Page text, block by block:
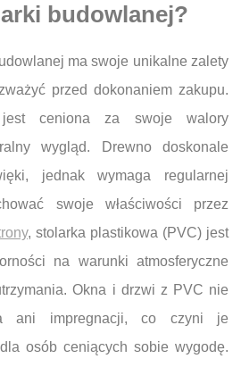
budowlanej?
ma swoje unikalne zalety
przed dokonaniem zakupu.
jest ceniona za swoje walory
wygląd. Drewno doskonale
jednak wymaga regularnej
swoje właściwości przez
, stolarka plastikowa (PVC) jest
na warunki atmosferyczne
Okna i drzwi z PVC nie
ani impregnacji, co czyni je
osób ceniących sobie wygodę.